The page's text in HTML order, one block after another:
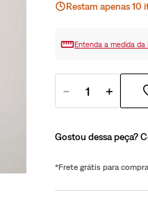
Restam apenas10
Entenda a medida da
＋
－
Gostou dessa peça?
*Frete grátis para